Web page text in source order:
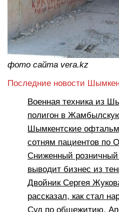
фото сайта vera.kz
Последние новости
Военная техника из
полигон в
Шымкентские
сотням пациентов по
Сниженный
выводит бизнес из
Двойник Сергея
рассказал, как стал
Суд по общежитию.